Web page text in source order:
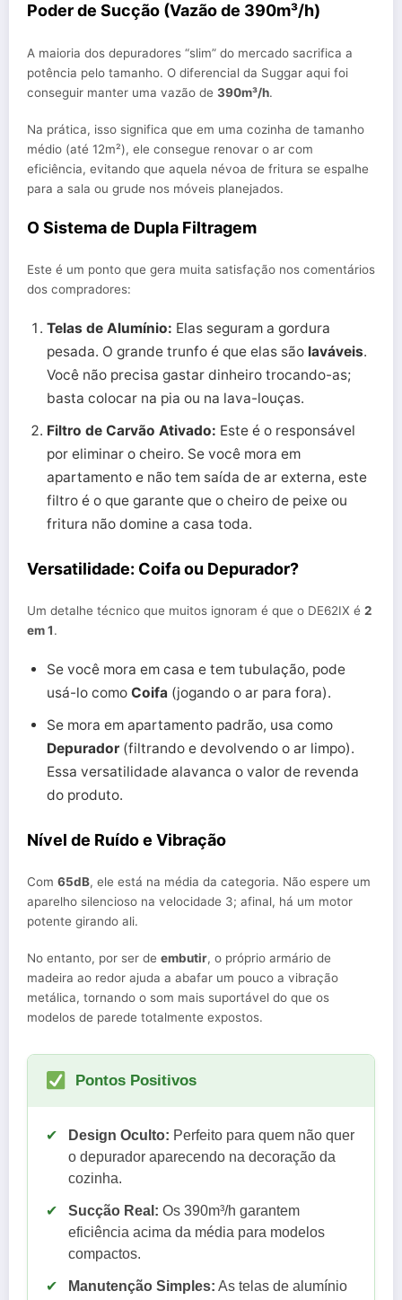
Poder de Sucção (Vazão de 390m³/h)
A maioria dos depuradores “slim” do mercado sacrifica a
potência pelo tamanho. O diferencial da Suggar aqui foi
conseguir manter uma vazão de 390m³/h.
Na prática, isso significa que em uma cozinha de tamanho
médio (até 12m²), ele consegue renovar o ar com
eficiência, evitando que aquela névoa de fritura se espalhe
para a sala ou grude nos móveis planejados.
O Sistema de Dupla Filtragem
Este é um ponto que gera muita satisfação nos comentários
dos compradores:
Telas de Alumínio: Elas seguram a gordura
pesada. O grande trunfo é que elas são laváveis.
Você não precisa gastar dinheiro trocando-as;
basta colocar na pia ou na lava-louças.
Filtro de Carvão Ativado: Este é o responsável
por eliminar o cheiro. Se você mora em
apartamento e não tem saída de ar externa, este
filtro é o que garante que o cheiro de peixe ou
fritura não domine a casa toda.
Versatilidade: Coifa ou Depurador?
Um detalhe técnico que muitos ignoram é que o DE62IX é 2
em 1.
Se você mora em casa e tem tubulação, pode
usá-lo como Coifa (jogando o ar para fora).
Se mora em apartamento padrão, usa como
Depurador (filtrando e devolvendo o ar limpo).
Essa versatilidade alavanca o valor de revenda
do produto.
Nível de Ruído e Vibração
Com 65dB, ele está na média da categoria. Não espere um
aparelho silencioso na velocidade 3; afinal, há um motor
potente girando ali.
No entanto, por ser de embutir, o próprio armário de
madeira ao redor ajuda a abafar um pouco a vibração
metálica, tornando o som mais suportável do que os
modelos de parede totalmente expostos.
Pontos Positivos
✔ Design Oculto: Perfeito para quem não quer
o depurador aparecendo na decoração da
cozinha.
✔ Sucção Real: Os 390m³/h garantem
eficiência acima da média para modelos
compactos.
✔ Manutenção Simples: As telas de alumínio